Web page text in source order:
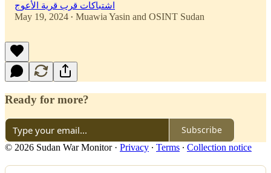
اشتباكات قرب قرية الأعوج
May 19, 2024 • Muawia Yasin and OSINT Sudan
Ready for more?
Subscribe
© 2026 Sudan War Monitor· Privacy ∙ Terms ∙ Collection notice